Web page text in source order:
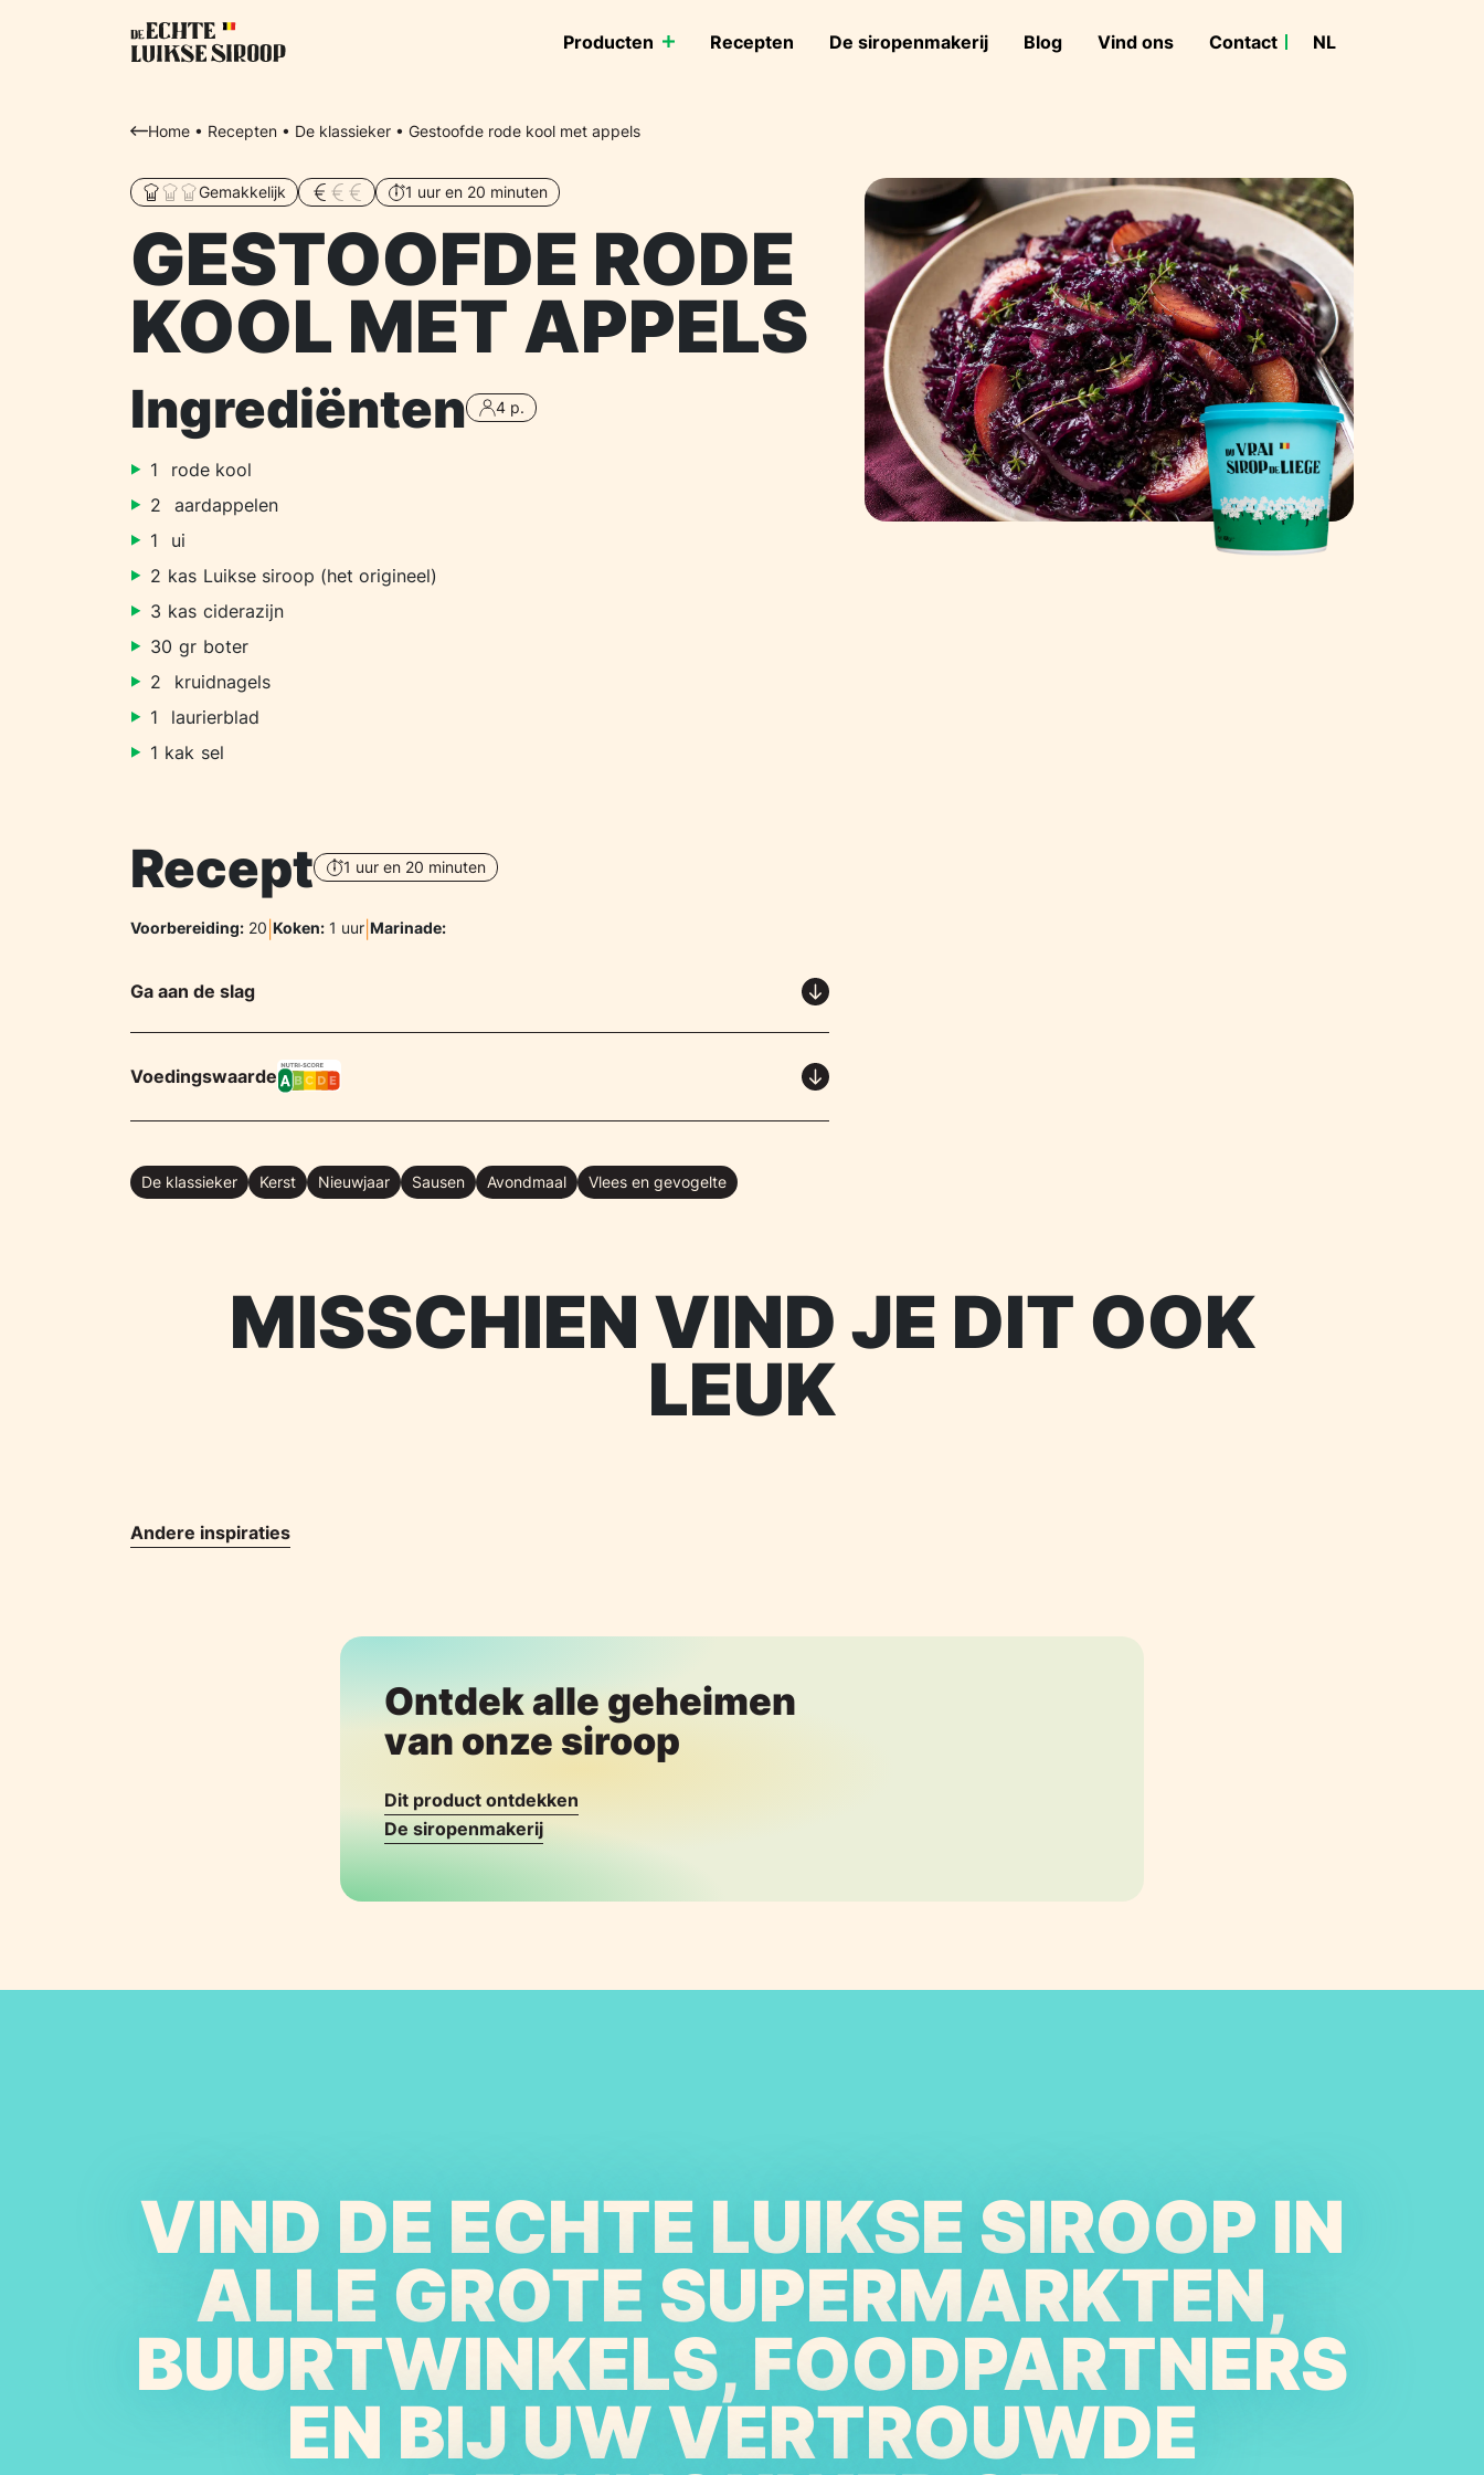
Producten Recepten De siropenmakerij Blog Vind ons Contact NL
Home • Recepten • De klassieker • Gestoofde rode kool met appels
GESTOOFDE RODE
KOOL MET APPELS
Gemakkelijk 1 uur en 20 minuten
Ingrediënten 4 p.
1
rode kool
2 aardappelen
1
ui
2 kas Luikse siroop (het origineel)
3 kas ciderazijn
30 gr boter
2
kruidnagels
1
laurierblad
1 kak sel
Recept 1 uur en 20 minuten
Voorbereiding: 20 Koken: 1 uur Marinade:
Ga aan de slag
Voedingswaarde
De klassieker Kerst Nieuwjaar Sausen Avondmaal Vlees en gevogelte
MISSCHIEN VIND JE DIT OOK
LEUK
Andere inspiraties
Ontdek alle geheimen
van onze siroop
Dit product ontdekken
De siropenmakerij
VIND DE ECHTE LUIKSE SIROOP IN
ALLE GROTE SUPERMARKTEN,
BUURTWINKELS, FOODPARTNERS
EN BIJ UW VERTROUWDE